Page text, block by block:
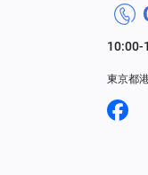
東京都